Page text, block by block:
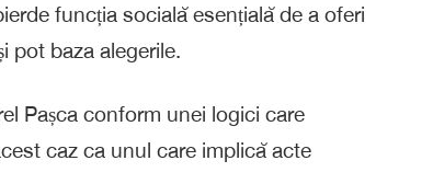
funcția socială esențială de a oferi
pot baza alegerile.
Pașca conform unei logici care
caz ca unul care implică acte